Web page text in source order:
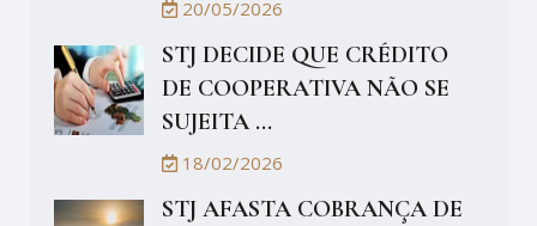
20/05/2026
STJ DECIDE QUE CRÉDITO
DE COOPERATIVA NÃO SE
SUJEITA ...
18/02/2026
STJ AFASTA COBRANÇA DE